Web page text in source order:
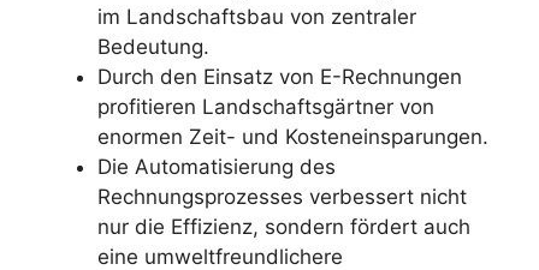
im Landschaftsbau von zentraler
Bedeutung.
Durch den Einsatz von E-Rechnungen
profitieren Landschaftsgärtner von
enormen Zeit- und Kosteneinsparungen.
Die Automatisierung des
Rechnungsprozesses verbessert nicht
nur die Effizienz, sondern fördert auch
eine umweltfreundlichere